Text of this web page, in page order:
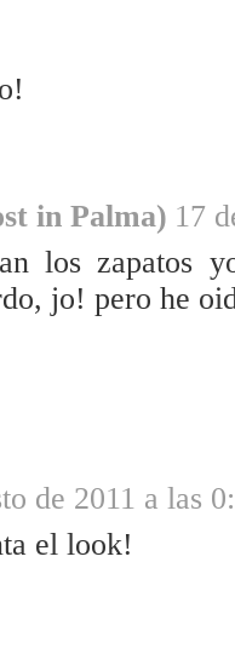
in Palma) 17
los zapatos
jo! pero he
de 2011 a las
el look!